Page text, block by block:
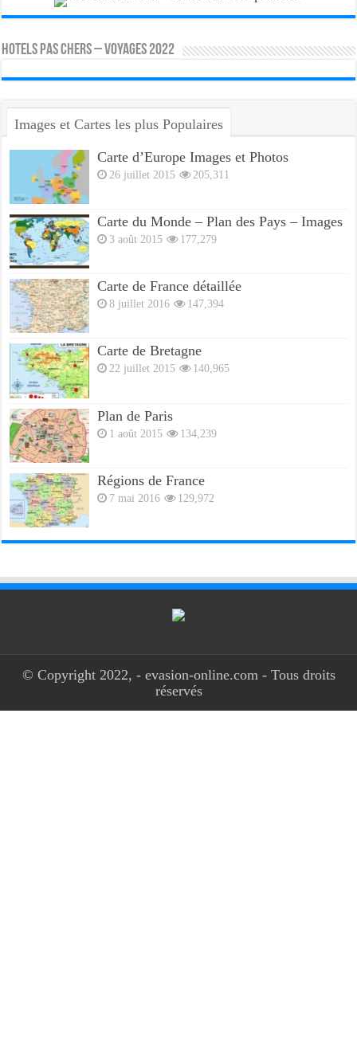
HOTELS PAS CHERS – VOYAGES 2022
Images et Cartes les plus Populaires
Carte d’Europe Images et Photos
26 juillet 2015 205,311
Carte du Monde – Plan des Pays – Images
3 août 2015 177,279
Carte de France détaillée
8 juillet 2016 147,394
Carte de Bretagne
22 juillet 2015 140,965
Plan de Paris
1 août 2015 134,239
Régions de France
7 mai 2016 129,972
© Copyright 2022, - evasion-online.com - Tous droits
réservés